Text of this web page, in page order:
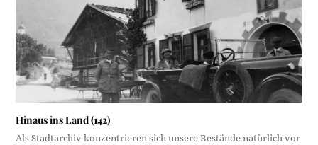
Hinaus ins Land (142)
Als Stadtarchiv konzentrieren sich unsere Bestände natürlich vor